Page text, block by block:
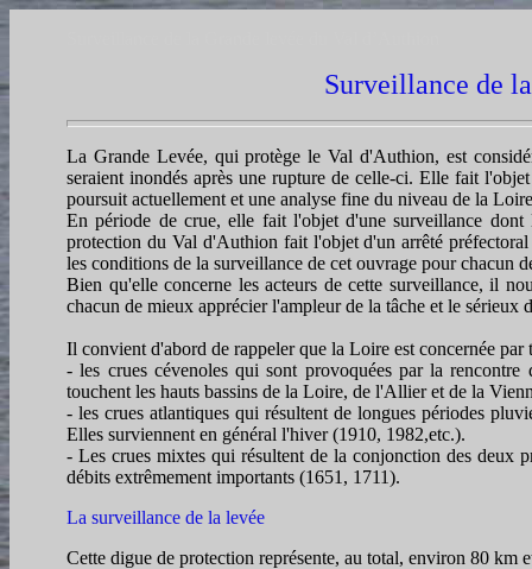
Surveillance de
La Grande Levée, qui protège le Val d'Authion, est
seraient inondés après une rupture de celle-ci. Elle fait
poursuit actuellement et une analyse fine du niveau de la
En période de crue, elle fait l'objet d'une surveillance
protection du Val d'Authion fait l'objet d'un arrêté
les conditions de la surveillance de cet ouvrage pour chacun
Bien qu'elle concerne les acteurs de cette surveillance, il
chacun de mieux apprécier l'ampleur de la tâche et le sérieux
Il convient d'abord de rappeler que la Loire est concernée par
- les crues cévenoles qui sont provoquées par la
touchent les hauts bassins de la Loire, de l'Allier et de la
- les crues atlantiques qui résultent de longues périodes
Elles surviennent en général l'hiver (1910, 1982,etc.).
- Les crues mixtes qui résultent de la conjonction des deux
débits extrêmement importants (1651, 1711).
La surveillance de la levée
Cette digue de protection représente, au total, environ 80